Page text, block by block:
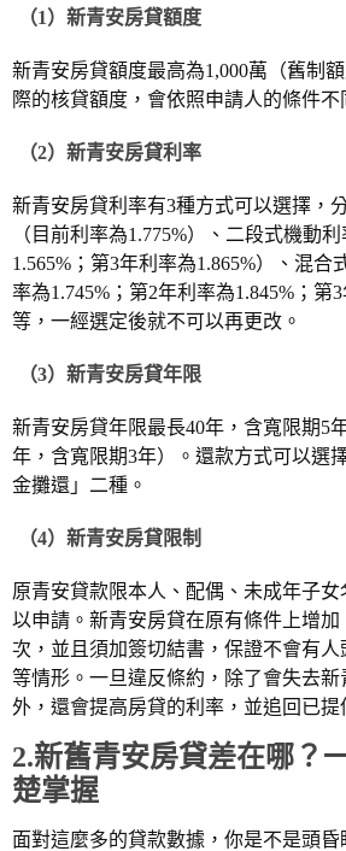
（1）新青安房貸額度
新青安房貸額度最高為1,000萬（舊制
際的核貸額度，會依照申請人的條件不
（2）新青安房貸利率
新青安房貸利率有3種方式可以選擇，
（目前利率為1.775%）、二段式機動
1.565%；第3年利率為1.865%）、混合
率為1.745%；第2年利率為1.845%；第3
等，一經選定後就不可以再更改。
（3）新青安房貸年限
新青安房貸年限最長40年，含寬限期5
年，含寬限期3年）。還款方式可以選
金攤還」二種。
（4）新青安房貸限制
原青安貸款限本人、配偶、未成年子
以申請。新青安房貸在原有條件上增
次，並且須加簽切結書，保證不會有人
等情形。一旦違反條約，除了會失去
外，還會提高房貸的利率，並追回已提
2.新舊青安房貸差在哪？
楚掌握
面對這麼多的貸款數據，你是不是頭昏